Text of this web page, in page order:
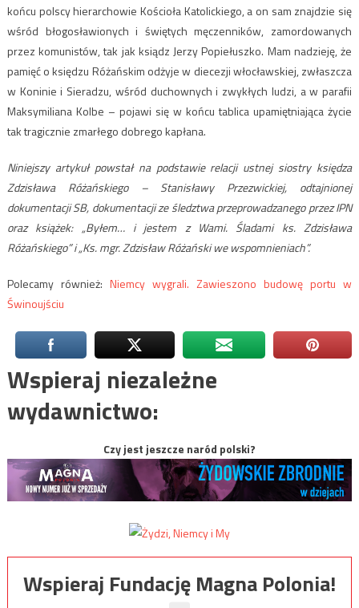
końcu polscy hierarchowie Kościoła Katolickiego, a on sam znajdzie się
wśród błogosławionych i świętych męczenników, zamordowanych
przez komunistów, tak jak ksiądz Jerzy Popiełuszko. Mam nadzieję, że
pamięć o księdzu Różańskim odżyje w diecezji włocławskiej, zwłaszcza
w Koninie i Sieradzu, wśród duchownych i zwykłych ludzi, a w parafii
Maksymiliana Kolbe – pojawi się w końcu tablica upamiętniająca życie
tak tragicznie zmarłego dobrego kapłana.
Niniejszy artykuł powstał na podstawie relacji ustnej siostry księdza
Zdzisława Różańskiego – Stanisławy Przezwickiej, odtajnionej
dokumentacji SB, dokumentacji ze śledztwa przeprowadzanego przez IPN
oraz książek: „Byłem… i jestem z Wami. Śladami ks. Zdzisława
Różańskiego” i „Ks. mgr. Zdzisław Różański we wspomnieniach”.
Polecamy również: Niemcy wygrali. Zawieszono budowę portu w
Świnoujściu
Wspieraj niezależne
wydawnictwo:
Czy jest jeszcze naród polski?
Wspieraj Fundację Magna Polonia!